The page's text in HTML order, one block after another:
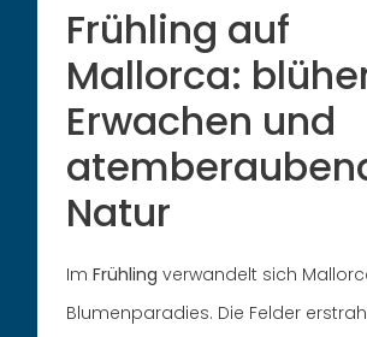
Frühling auf
Mallorca:
Erwachen und
Natur
ImFrühling verwandelt sich
Blumenparadies. Die Felder